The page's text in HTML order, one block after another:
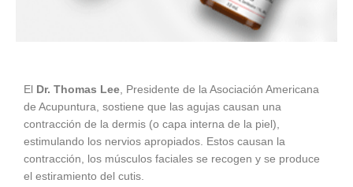
El Dr. Thomas Lee , Presidente de la Asociación Americana
de Acupuntura, sostiene que las agujas causan una
contracción de la dermis (o capa interna de la piel),
estimulando los nervios apropiados. Estos causan la
contracción, los músculos faciales se recogen y se produce
el estiramiento del cutis.